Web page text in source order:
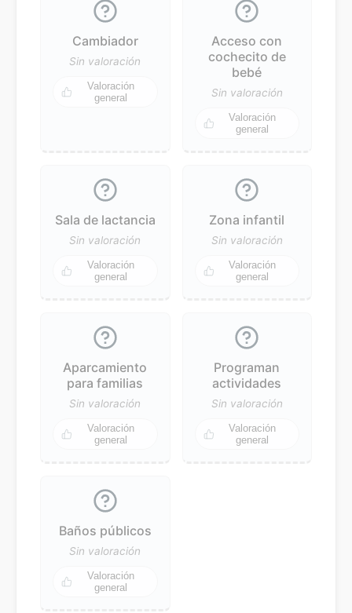
Cambiador
Sin valoración
Valoración
general
Acceso con
cochecito de
bebé
Sin valoración
Valoración
general
Sala de lactancia
Sin valoración
Valoración
general
Zona infantil
Sin valoración
Valoración
general
Aparcamiento
para familias
Sin valoración
Valoración
general
Programan
actividades
Sin valoración
Valoración
general
Baños públicos
Sin valoración
Valoración
general